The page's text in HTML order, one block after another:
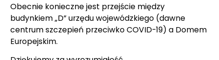
Obecnie konieczne jest przejście między
budynkiem „D” urzędu wojewódzkiego (dawne
centrum szczepień przeciwko COVID-19) a Domem
Europejskim.